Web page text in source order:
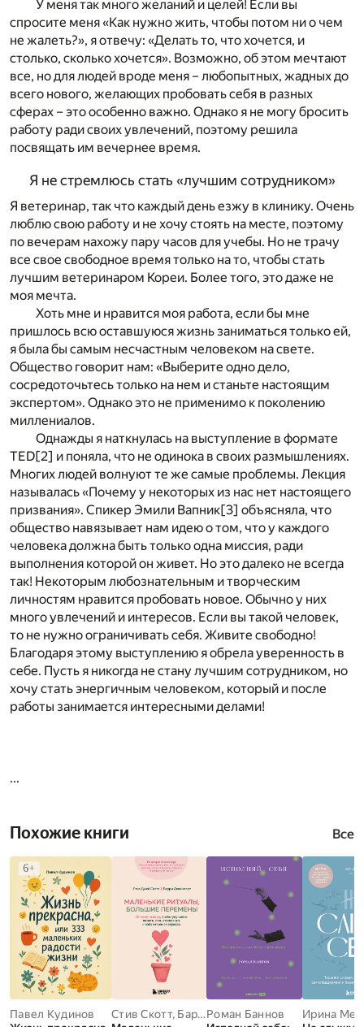
У меня так много желаний и целей! Если вы
спросите меня «Как нужно жить, чтобы потом ни о чем
не жалеть?», я отвечу: «Делать то, что хочется, и
столько, сколько хочется». Возможно, об этом мечтают
все, но для людей вроде меня – любопытных, жадных до
всего нового, желающих пробовать себя в разных
сферах – это особенно важно. Однако я не могу бросить
работу ради своих увлечений, поэтому решила
посвящать им вечернее время.
Я не стремлюсь стать «лучшим сотрудником»
Я ветеринар, так что каждый день езжу в клинику. Очень
люблю свою работу и не хочу стоять на месте, поэтому
по вечерам нахожу пару часов для учебы. Но не трачу
все свое свободное время только на то, чтобы стать
лучшим ветеринаром Кореи. Более того, это даже не
моя мечта.
Хоть мне и нравится моя работа, если бы мне
пришлось всю оставшуюся жизнь заниматься только ей,
я была бы самым несчастным человеком на свете.
Общество говорит нам: «Выберите одно дело,
сосредоточьтесь только на нем и станьте настоящим
экспертом». Однако это не применимо к поколению
миллениалов.
Однажды я наткнулась на выступление в формате
TED[2] и поняла, что не одинока в своих размышлениях.
Многих людей волнуют те же самые проблемы. Лекция
называлась «Почему у некоторых из нас нет настоящего
призвания». Спикер Эмили Вапник[3] объясняла, что
общество навязывает нам идею о том, что у каждого
человека должна быть только одна миссия, ради
выполнения которой он живет. Но это далеко не всегда
так! Некоторым любознательным и творческим
личностям нравится пробовать новое. Обычно у них
много увлечений и интересов. Если вы такой человек,
то не нужно ограничивать себя. Живите свободно!
Благодаря этому выступлению я обрела уверенность в
себе. Пусть я никогда не стану лучшим сотрудником, но
хочу стать энергичным человеком, который и после
работы занимается интересными делами!
...
Похожие книги Все
Павел Кудинов
Стив Скотт, Барри Девенпорт
Роман Баннов
Ирина